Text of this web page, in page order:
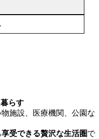
らす
施設、医療機関、公園な
受できる贅沢な生活圏で